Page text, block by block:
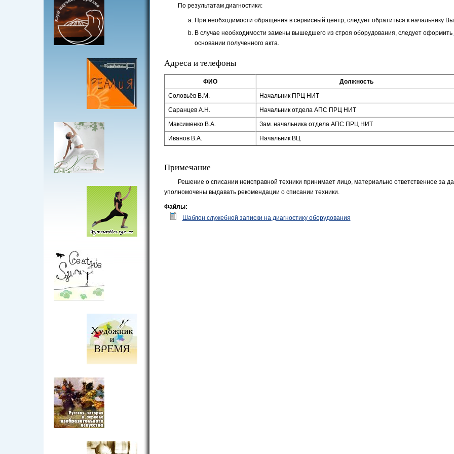
По результатам диагностики:
При необходимости обращения в сервисный центр, следует обратиться к начальнику
В случае необходимости замены вышедшего из строя оборудования, следует оформить
основании полученного акта.
Адреса и телефоны
ФИО
Должность
Соловьёв В.М.
Начальник ПРЦ НИТ
Саранцев А.Н.
Начальник отдела АПС ПРЦ НИТ
Максименко В.А.
Зам. начальника отдела АПС ПРЦ НИТ
Иванов В.А.
Начальник ВЦ
Примечание
Решение о списании неисправной техники принимает лицо, материально ответственное за
уполномочены выдавать рекомендации о списании техники.
Файлы:
Шаблон служебной записки на диагностику оборудования